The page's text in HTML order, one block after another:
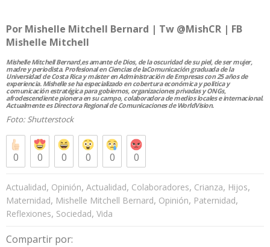
Por Mishelle Mitchell Bernard | Tw @MishCR | FB
Mishelle Mitchell
Mishelle Mitchell Bernard,es amante de Dios, de la oscuridad de su piel, de ser mujer,
madre y periodista. Profesional en Ciencias de laComunicación graduada de la
Universidad de Costa Rica y máster en Administración de Empresas con 25 años de
experiencia. Mishelle se ha especializado en cobertura económica y política y
comunicación estratégica para gobiernos, organizaciones privadas y ONGs,
afrodescendiente pionera en su campo, colaboradora de medios locales e internacional.
Actualmente es Directora Regional de Comunicaciones de WorldVision.
Foto: Shutterstock
0 0 0 0 0 0
Actualidad, Opinión, Actualidad, Colaboradores, Crianza, Hijos,
Maternidad, Mishelle Mitchell Bernard, Opinión, Paternidad,
Reflexiones, Sociedad, Vida
Compartir por: